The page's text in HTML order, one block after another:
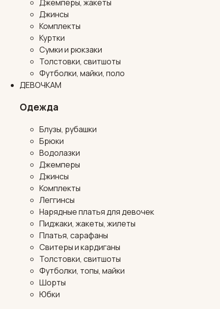
Джемперы, жакеты
Джинсы
Комплекты
Куртки
Сумки и рюкзаки
Толстовки, свитшоты
Футболки, майки, поло
ДЕВОЧКАМ
Одежда
Блузы, рубашки
Брюки
Водолазки
Джемперы
Джинсы
Комплекты
Леггинсы
Нарядные платья для девочек
Пиджаки, жакеты, жилеты
Платья, сарафаны
Свитеры и кардиганы
Толстовки, свитшоты
Футболки, топы, майки
Шорты
Юбки